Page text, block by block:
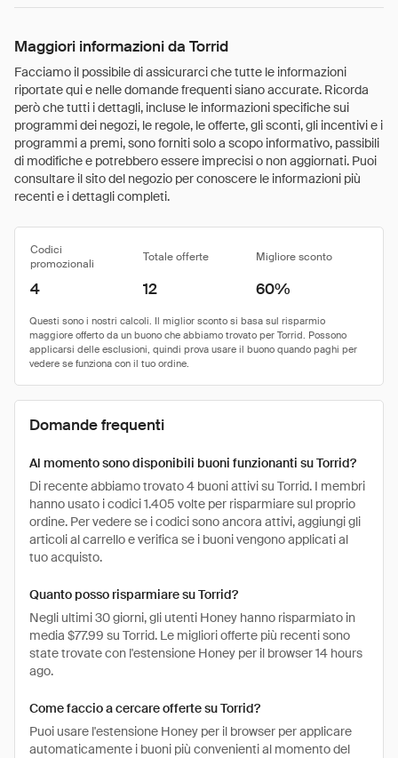
Maggiori informazioni da Torrid
Facciamo il possibile di assicurarci che tutte le informazioni
riportate qui e nelle domande frequenti siano accurate. Ricorda
però che tutti i dettagli, incluse le informazioni specifiche sui
programmi dei negozi, le regole, le offerte, gli sconti, gli incentivi e i
programmi a premi, sono forniti solo a scopo informativo, passibili
di modifiche e potrebbero essere imprecisi o non aggiornati. Puoi
consultare il sito del negozio per conoscere le informazioni più
recenti e i dettagli completi.
Codici
promozionali
Totale offerte Migliore sconto
4 12 60%
Domande frequenti
Al momento sono disponibili buoni funzionanti su Torrid?
Di recente abbiamo trovato 4 buoni attivi su Torrid. I membri
hanno usato i codici 1.405 volte per risparmiare sul proprio
ordine. Per vedere se i codici sono ancora attivi, aggiungi gli
articoli al carrello e verifica se i buoni vengono applicati al
tuo acquisto.
Quanto posso risparmiare su Torrid?
Negli ultimi 30 giorni, gli utenti Honey hanno risparmiato in
media $77.99 su Torrid. Le migliori offerte più recenti sono
state trovate con l'estensione Honey per il browser 14 hours
ago.
Come faccio a cercare offerte su Torrid?
Puoi usare l'estensione Honey per il browser per applicare
automaticamente i buoni più convenienti al momento del